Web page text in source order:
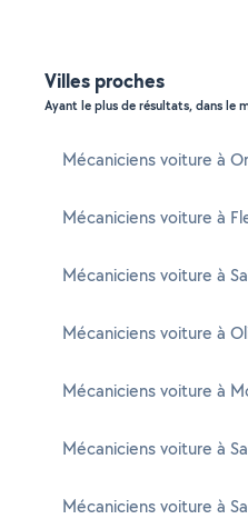
Villes proches
Ayant le plus de résultats, dans le
Mécaniciens voiture à
Mécaniciens voiture à
Mécaniciens voiture à
Mécaniciens voiture à
Mécaniciens voiture à
Mécaniciens voiture à
Mécaniciens voiture à